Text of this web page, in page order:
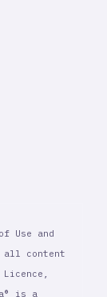
Use and
all content
Licence,
is a